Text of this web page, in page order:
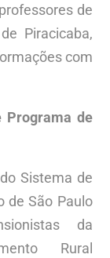
de
Piracicaba,
com
Programa de
Sistema de
de São Paulo
da
Rural